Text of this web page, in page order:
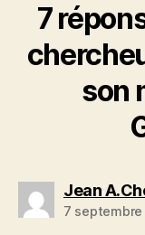
7
son
Jean
7 septembre